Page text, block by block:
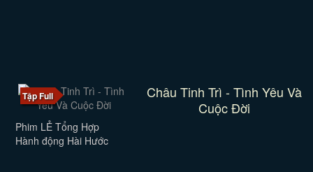
Tập Full
Châu Tinh Trì - Tình Yêu Và
Cuộc Đời
Phim LẺ Tổng Hợp
Hành động Hài Hước